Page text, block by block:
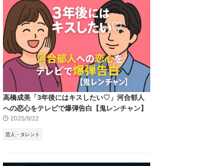
高橋成美「3年後にはキスしたい♡」河合郁人
への恋心をテレビで爆弾告白【鬼レンチャン】
2025/9/22
芸人・タレント